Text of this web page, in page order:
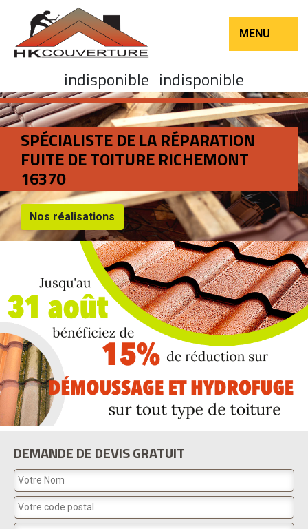
MENU
indisponible indisponible
SPÉCIALISTE DE LA RÉPARATION
FUITE DE TOITURE RICHEMONT
16370
Nos réalisations
DEMANDE DE DEVIS GRATUIT